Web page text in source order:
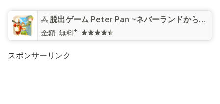
脱出ゲーム Peter Pan ~ネバーランドからの脱出~
金額: 無料+
スポンサーリンク